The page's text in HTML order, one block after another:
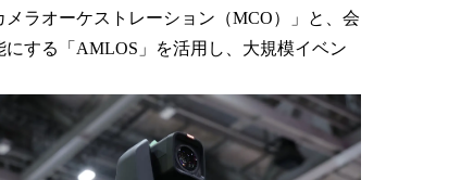
み
み
中
で
す
ラオーケストレーション（MCO）」と、会
する「AMLOS」を活用し、大規模イベン